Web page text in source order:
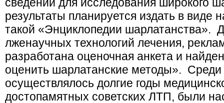
результаты планируется издать в виде
такой «Энциклопедии шарлатанства».
лженаучных технологий лечения,
разработана оценочная анкета и
оценить шарлатанские методы».
осуществлялось долгие годы
достопамятных советских ЛТП, были